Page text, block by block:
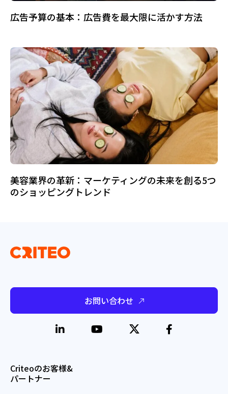
広告予算の基本：広告費を最大限に活かす方法
美容業界の革新：マーケティングの未来を創る5つ
のショッピングトレンド
お問い合わせ
Criteoのお客様&
パートナー